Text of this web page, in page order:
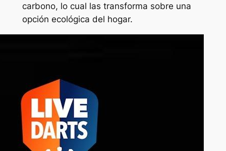
carbono, lo cual las transforma sobre una
opción ecológica del hogar.